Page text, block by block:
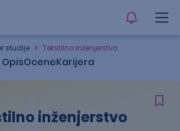
studije > Tekstilno inženjerstvo
OpisOceneKarijera
inženjerstvo